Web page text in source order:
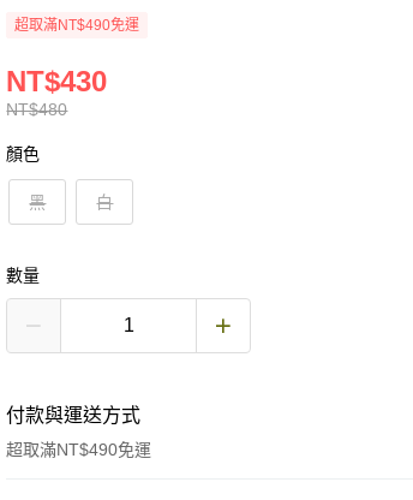
超取滿NT$490免運
NT$480
NT$430
顏色
黑 白
數量
付款與運送方式
超取滿NT$490免運